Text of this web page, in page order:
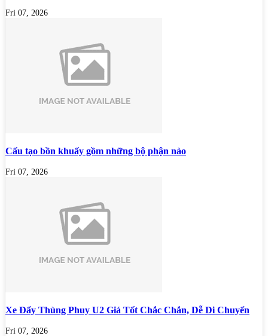
Fri 07, 2026
Cấu tạo bồn khuấy gồm những bộ phận nào
Fri 07, 2026
Xe Đẩy Thùng Phuy U2 Giá Tốt Chắc Chắn, Dễ Di Chuyển
Fri 07, 2026